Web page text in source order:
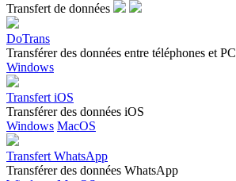
Transfert de données
DoTrans
Transférer des données entre téléphones et PC
Windows
Transfert iOS
Transférer des données iOS
Windows MacOS
Transfert WhatsApp
Transférer des données WhatsApp